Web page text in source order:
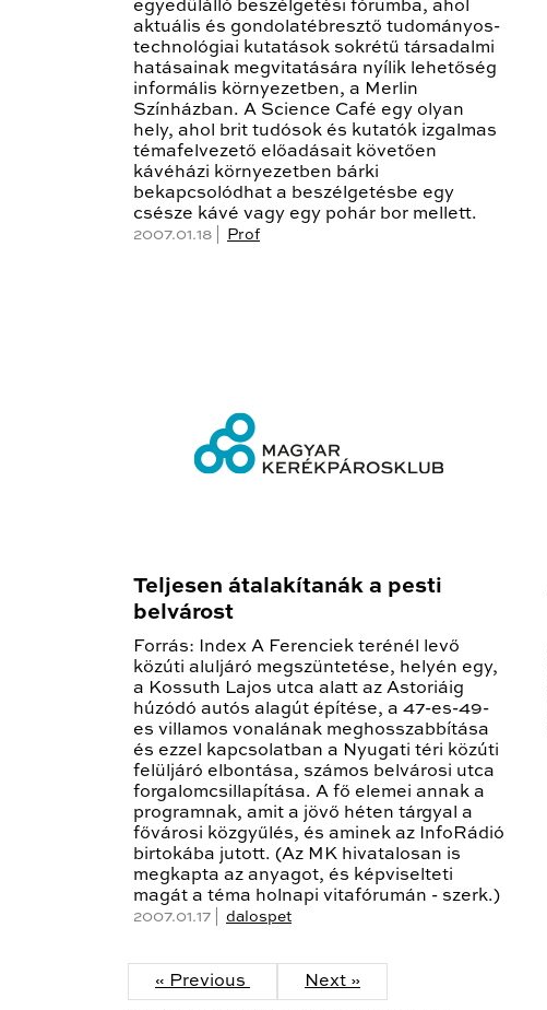
egyedülálló beszélgetési fórumba, ahol
aktuális és gondolatébresztő tudományos-
technológiai kutatások sokrétű társadalmi
hatásainak megvitatására nyílik lehetőség
informális környezetben, a Merlin
Színházban. A Science Café egy olyan
hely, ahol brit tudósok és kutatók izgalmas
témafelvezető előadásait követően
kávéházi környezetben bárki
bekapcsolódhat a beszélgetésbe egy
csésze kávé vagy egy pohár bor mellett.
2007.01.18 | Prof
Teljesen átalakítanák a pesti
belvárost
Forrás: Index A Ferenciek terénél levő
közúti aluljáró megszüntetése, helyén egy,
a Kossuth Lajos utca alatt az Astoriáig
húzódó autós alagút építése, a 47-es-49-
es villamos vonalának meghosszabbítása
és ezzel kapcsolatban a Nyugati téri közúti
felüljáró elbontása, számos belvárosi utca
forgalomcsillapítása. A fő elemei annak a
programnak, amit a jövő héten tárgyal a
fővárosi közgyűlés, és aminek az InfoRádió
birtokába jutott. (Az MK hivatalosan is
megkapta az anyagot, és képviselteti
magát a téma holnapi vitafórumán - szerk.)
2007.01.17 | dalospet
« Previous Next »